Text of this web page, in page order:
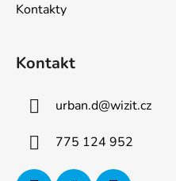
Kontakty
Kontakt
urban.d@wizit.cz
775 124 952